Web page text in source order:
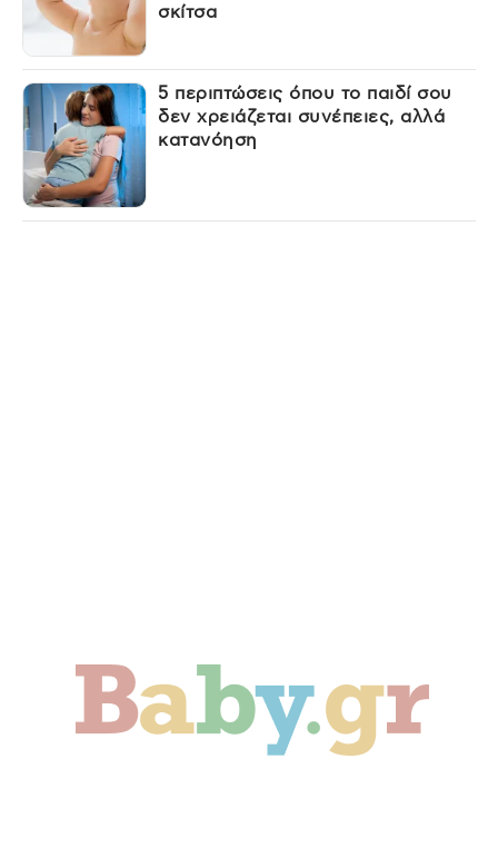
σκίτσα
5 περιπτώσεις όπου το παιδί σου
δεν χρειάζεται συνέπειες, αλλά
κατανόηση